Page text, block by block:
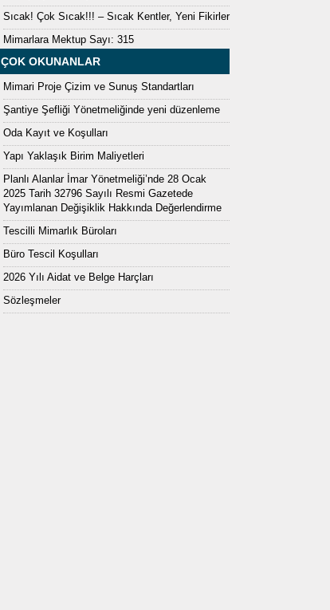
Sıcak! Çok Sıcak!!! – Sıcak Kentler, Yeni Fikirler
Mimarlara Mektup Sayı: 315
ÇOK OKUNANLAR
Mimari Proje Çizim ve Sunuş Standartları
Şantiye Şefliği Yönetmeliğinde yeni düzenleme
Oda Kayıt ve Koşulları
Yapı Yaklaşık Birim Maliyetleri
Planlı Alanlar İmar Yönetmeliği’nde 28 Ocak
2025 Tarih 32796 Sayılı Resmi Gazetede
Yayımlanan Değişiklik Hakkında Değerlendirme
Tescilli Mimarlık Büroları
Büro Tescil Koşulları
2026 Yılı Aidat ve Belge Harçları
Sözleşmeler